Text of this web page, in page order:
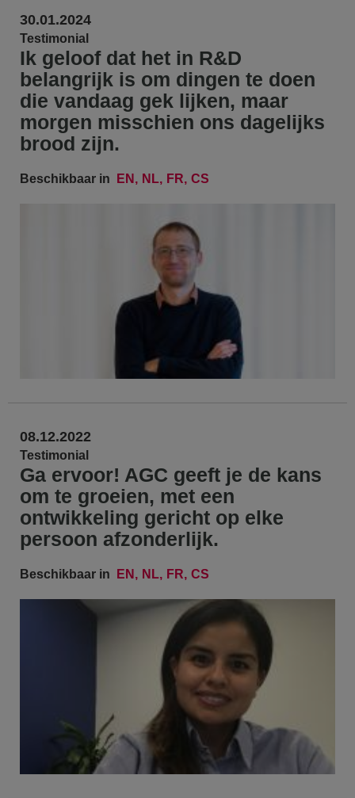
30.01.2024
Testimonial
Ik geloof dat het in R&D
belangrijk is om dingen te doen
die vandaag gek lijken, maar
morgen misschien ons dagelijks
brood zijn.
Beschikbaar in EN NL FR CS
08.12.2022
Testimonial
Ga ervoor! AGC geeft je de kans
om te groeien, met een
ontwikkeling gericht op elke
persoon afzonderlijk.
Beschikbaar in EN NL FR CS